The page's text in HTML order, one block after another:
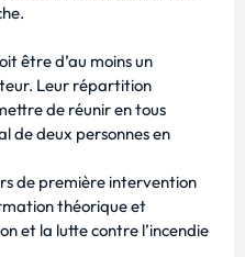
être d’au moins un
Leur répartition
de réunir en tous
de deux personnes en
de première intervention
théorique et
et la lutte contre l’incendie